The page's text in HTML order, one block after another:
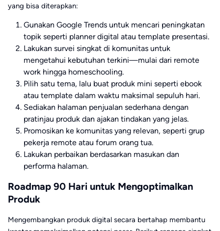
yang bisa diterapkan:
Gunakan Google Trends untuk mencari peningkatan
topik seperti planner digital atau template presentasi.
Lakukan survei singkat di komunitas untuk
mengetahui kebutuhan terkini—mulai dari remote
work hingga homeschooling.
Pilih satu tema, lalu buat produk mini seperti ebook
atau template dalam waktu maksimal sepuluh hari.
Sediakan halaman penjualan sederhana dengan
pratinjau produk dan ajakan tindakan yang jelas.
Promosikan ke komunitas yang relevan, seperti grup
pekerja remote atau forum orang tua.
Lakukan perbaikan berdasarkan masukan dan
performa halaman.
Roadmap 90 Hari untuk Mengoptimalkan
Produk
Mengembangkan produk digital secara bertahap membantu